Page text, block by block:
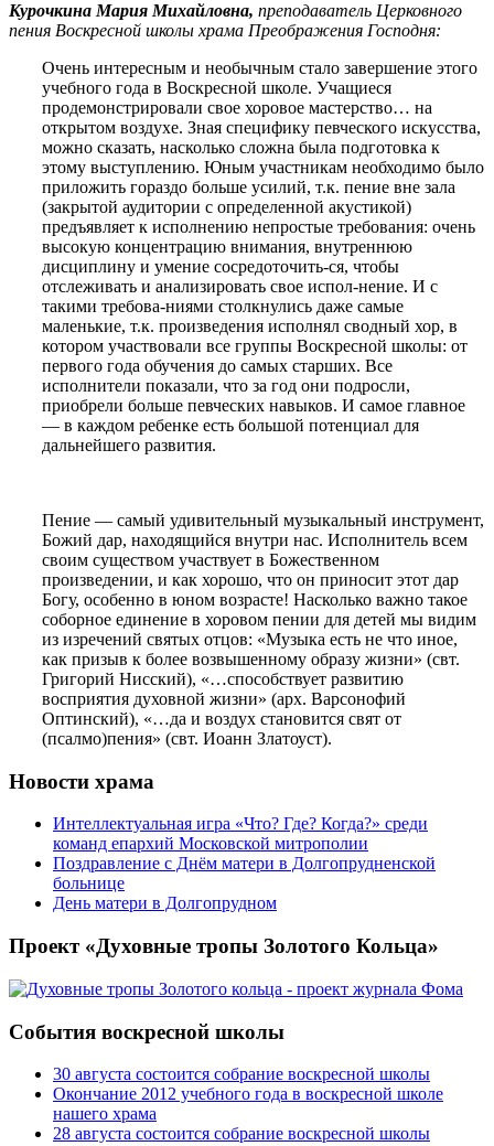
Курочкина Мария Михайловна, преподаватель Церковного
пения Воскресной школы храма Преображения Господня:
Очень интересным и необычным стало завершение этого
учебного года в Воскресной школе. Учащиеся
продемонстрировали свое хоровое мастерство… на
открытом воздухе. Зная специфику певческого искусства,
можно сказать, насколько сложна была подготовка к
этому выступлению. Юным участникам необходимо было
приложить гораздо больше усилий, т.к. пение вне зала
(закрытой аудитории с определенной акустикой)
предъявляет к исполнению непростые требования: очень
высокую концентрацию внимания, внутреннюю
дисциплину и умение сосредоточить-ся, чтобы
отслеживать и анализировать свое испол-нение. И с
такими требова-ниями столк­нулись даже самые
маленькие, т.к. произведения исполнял сводный хор, в
котором участвовали все группы Воскресной школы: от
первого года обучения до самых старших. Все
исполнители показали, что за год они подросли,
приобрели больше певческих навыков. И самое главное
— в каждом ребенке есть большой потенциал для
дальнейшего развития.
Пение — самый удивительный музыкальный инструмент,
Божий дар, находящийся внутри нас. Исполнитель всем
своим существом участвует в Божественном
произведении, и как хорошо, что он приносит этот дар
Богу, особенно в юном возрасте! Насколько важно такое
соборное единение в хоровом пении для детей мы видим
из изречений святых отцов: «Музыка есть не что иное,
как призыв к более возвышенному образу жизни» (свт.
Григорий Нисский), «…способствует развитию
восприятия духовной жизни» (арх. Варсонофий
Оптинский), «…да и воздух становится свят от
(псалмо)пения» (свт. Иоанн Златоуст).
Новости храма
Интеллектуальная игра «Что? Где? Когда?» среди
команд епархий Московской митрополии
Поздравление с Днём матери в Долгопрудненской
больнице
День матери в Долгопрудном
Проект «Духовные тропы Золотого Кольца»
События воскресной школы
30 августа состоится собрание воскресной школы
Окончание 2012 учебного года в воскресной школе
нашего храма
28 августа состоится собрание воскресной школы